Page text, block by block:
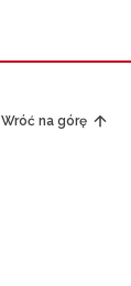
Wróć na górę